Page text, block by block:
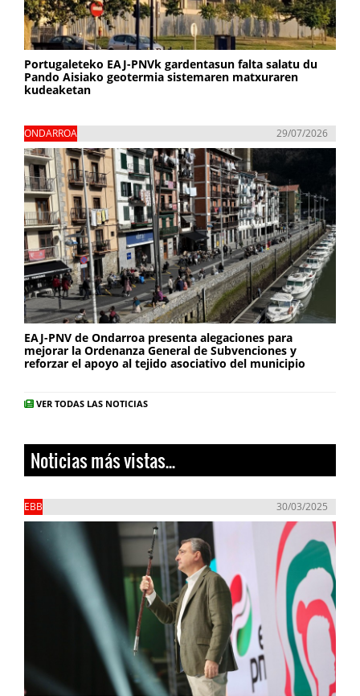
Portugaleteko EAJ-PNVk gardentasun falta salatu du
Pando Aisiako geotermia sistemaren matxuraren
kudeaketan
ONDARROA 29/07/2026
EAJ-PNV de Ondarroa presenta alegaciones para
mejorar la Ordenanza General de Subvenciones y
reforzar el apoyo al tejido asociativo del municipio
VER TODAS LAS NOTICIAS
Noticias más vistas...
EBB 30/03/2025